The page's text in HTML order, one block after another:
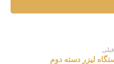
قبلی
لیزر دسته دوم